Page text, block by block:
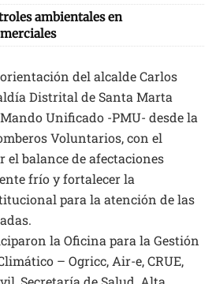
ambientales en
del alcalde Carlos
Distrital de Santa Marta
Unificado -PMU- desde la
Voluntarios, con el
el balance de afectaciones
frío y fortalecer la
para la atención de las
la Oficina para la Gestión
– Ogricc, Air-e, CRUE,